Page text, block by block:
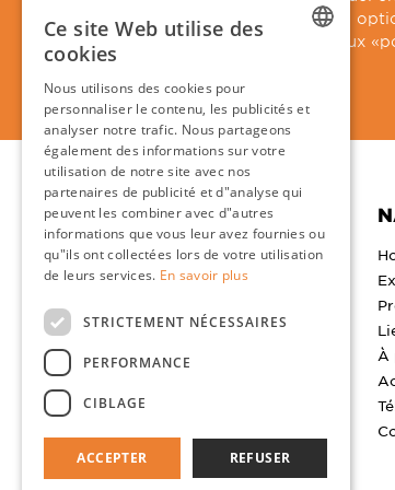
vous ou quelle
mieux grâce aux
CONTACT
Clou B.V.
Thermiekstraat 1
Les Pays-Bas
Pas de salle d'exposition
+31 (0)45 524 5656
Lundi au vendredi de 8h30 à
17h00
À
ENGLISH
FRENCH
GERMAN
Ce site Web utilise des
cookies
Nous utilisons des cookies pour
personnaliser le contenu, les publicités et
analyser notre trafic. Nous partageons
également des informations sur votre
utilisation de notre site avec nos
partenaires de publicité et d"analyse qui
peuvent les combiner avec d"autres
informations que vous leur avez fournies ou
qu"ils ont collectées lors de votre utilisation
de leurs services. En savoir plus
STRICTEMENT NÉCESSAIRES
PERFORMANCE
CIBLAGE
ACCEPTER REFUSER